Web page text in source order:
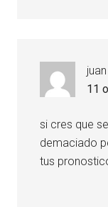
11
si cres que
demaciado
tus